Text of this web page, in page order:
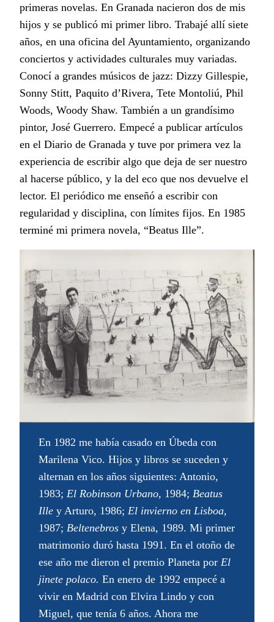
primeras novelas. En Granada nacieron dos de mis
hijos y se publicó mi primer libro. Trabajé allí siete
años, en una oficina del Ayuntamiento, organizando
conciertos y actividades culturales muy variadas.
Conocí a grandes músicos de jazz: Dizzy Gillespie,
Sonny Stitt, Paquito d’Rivera, Tete Montoliú, Phil
Woods, Woody Shaw. También a un grandísimo
pintor, José Guerrero. Empecé a publicar artículos
en el Diario de Granada y tuve por primera vez la
experiencia de escribir algo que deja de ser nuestro
al hacerse público, y la del eco que nos devuelve el
lector. El periódico me enseñó a escribir con
regularidad y disciplina, con límites fijos. En 1985
terminé mi primera novela, “Beatus Ille”.
En 1982 me había casado en Úbeda con
Marilena Vico. Hijos y libros se suceden y
alternan en los años siguientes: Antonio,
1983; El Robinson Urbano, 1984; Beatus
Ille y Arturo, 1986; El invierno en Lisboa,
1987; Beltenebros y Elena, 1989. Mi primer
matrimonio duró hasta 1991. En el otoño de
ese año me dieron el premio Planeta por El
jinete polaco. En enero de 1992 empecé a
vivir en Madrid con Elvira Lindo y con
Miguel, que tenía 6 años. Ahora me